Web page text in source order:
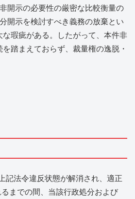
開示の必要性の厳密な比較衡量の
開示を検討すべき義務の放棄とい
な瑕疵がある。したがって、本件非
踏まえておらず、裁量権の逸脱・
記法令違反状態が解消され、適正
までの間、当該行政処分および